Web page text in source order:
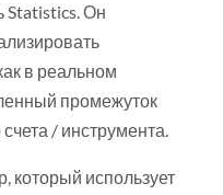
Statistics. Он
в реальном
промежуток
/ инструмента.
который использует